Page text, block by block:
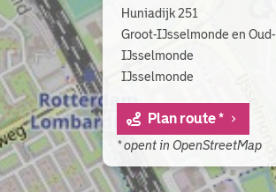
Huniadijk 251
Groot-IJsselmonde en Oud-
IJsselmonde
IJsselmonde
Plan route *
* opent in OpenStreetMap